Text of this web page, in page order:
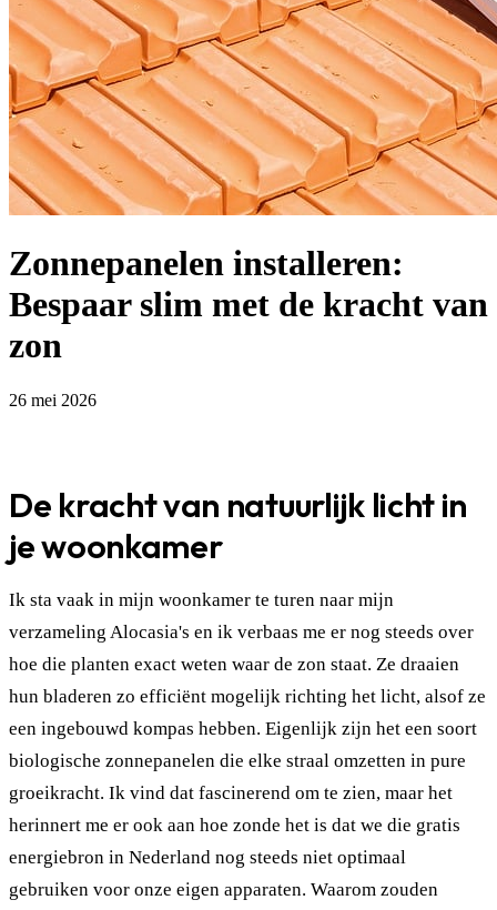
Zonnepanelen installeren:
Bespaar slim met de kracht van
zon
26 mei 2026
De kracht van natuurlijk licht in
je woonkamer
Ik sta vaak in mijn woonkamer te turen naar mijn
verzameling Alocasia's en ik verbaas me er nog steeds over
hoe die planten exact weten waar de zon staat. Ze draaien
hun bladeren zo efficiënt mogelijk richting het licht, alsof ze
een ingebouwd kompas hebben. Eigenlijk zijn het een soort
biologische zonnepanelen die elke straal omzetten in pure
groeikracht. Ik vind dat fascinerend om te zien, maar het
herinnert me er ook aan hoe zonde het is dat we die gratis
energiebron in Nederland nog steeds niet optimaal
gebruiken voor onze eigen apparaten. Waarom zouden